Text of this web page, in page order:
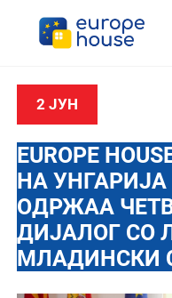
2 ЈУН
EUROPE
НА
ОДРЖАА
ДИЈАЛОГ СО
МЛАДИНСКИ